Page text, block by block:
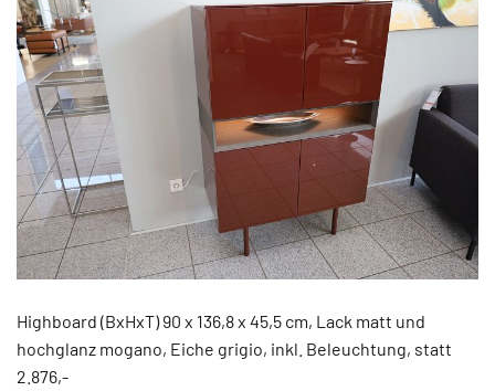
Highboard (BxHxT) 90 x 136,8 x 45,5 cm, Lack matt und
hochglanz mogano, Eiche grigio, inkl. Beleuchtung, statt
2.876,-